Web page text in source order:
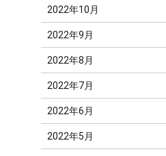
2022年10月
2022年9月
2022年8月
2022年7月
2022年6月
2022年5月